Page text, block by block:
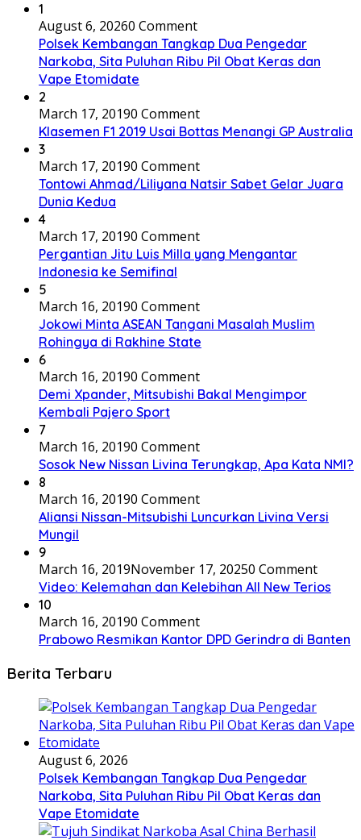
1
August 6, 20260 Comment
Polsek Kembangan Tangkap Dua Pengedar
Narkoba, Sita Puluhan Ribu Pil Obat Keras dan
Vape Etomidate
2
March 17, 20190 Comment
Klasemen F1 2019 Usai Bottas Menangi GP Australia
3
March 17, 20190 Comment
Tontowi Ahmad/Liliyana Natsir Sabet Gelar Juara
Dunia Kedua
4
March 17, 20190 Comment
Pergantian Jitu Luis Milla yang Mengantar
Indonesia ke Semifinal
5
March 16, 20190 Comment
Jokowi Minta ASEAN Tangani Masalah Muslim
Rohingya di Rakhine State
6
March 16, 20190 Comment
Demi Xpander, Mitsubishi Bakal Mengimpor
Kembali Pajero Sport
7
March 16, 20190 Comment
Sosok New Nissan Livina Terungkap, Apa Kata NMI?
8
March 16, 20190 Comment
Aliansi Nissan-Mitsubishi Luncurkan Livina Versi
Mungil
9
March 16, 2019November 17, 20250 Comment
Video: Kelemahan dan Kelebihan All New Terios
10
March 16, 20190 Comment
Prabowo Resmikan Kantor DPD Gerindra di Banten
Berita Terbaru
August 6, 2026
Polsek Kembangan Tangkap Dua Pengedar
Narkoba, Sita Puluhan Ribu Pil Obat Keras dan
Vape Etomidate